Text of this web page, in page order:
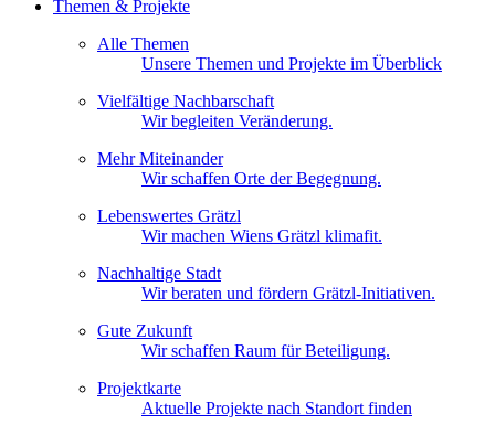
Themen & Projekte
Alle Themen
Unsere Themen und Projekte im Überblick
Vielfältige Nachbarschaft
Wir begleiten Veränderung.
Mehr Miteinander
Wir schaffen Orte der Begegnung.
Lebenswertes Grätzl
Wir machen Wiens Grätzl klimafit.
Nachhaltige Stadt
Wir beraten und fördern Grätzl-Initiativen.
Gute Zukunft
Wir schaffen Raum für Beteiligung.
Projektkarte
Aktuelle Projekte nach Standort finden